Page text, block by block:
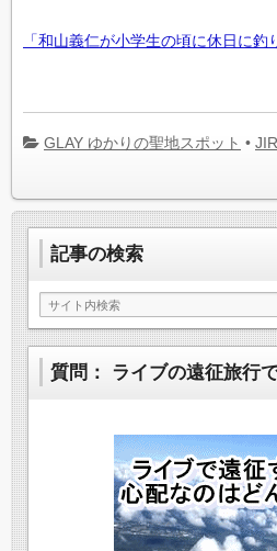
「和山義仁が小学生の頃に休日に
GLAY ゆかりの聖地スポット •
記事の検索
質問： ライブの遠征旅行